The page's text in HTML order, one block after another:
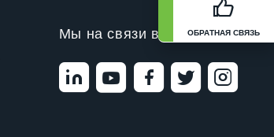
ОБРАТНАЯ СВЯЗЬ
Мы на связи в